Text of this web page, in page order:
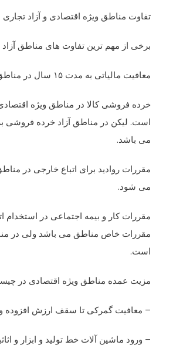
تفاوت مناطق ویژه اقتصادی و آزاد تجاری
برخی از مهم ترین تفاوت های مناطق
معافیت مالیاتی به مدت ۱۵ سال در مناطق آزاد وجود دارد و در مناطق ویژه اقتصادی تخفیف مالیاتی طبق مقررات داخل کشور است.
خرده فروشی کالا در مناطق ویژه
است. لیکن در مناطق آزاد خرده فروشی
می باشد.
مقررات روادید برای اتباع خارجی در
می شود.
مقررات کار و بیمه اجتماعی در استخدام
مقررات خاص مناطق می باشد ولی در
است.
مزیت عمده مناطق ویژه اقتصادی در
– معافیت گمرکی تا سقف ارزش افزوده
– ورود ماشین آلات خط تولید و ابزار و